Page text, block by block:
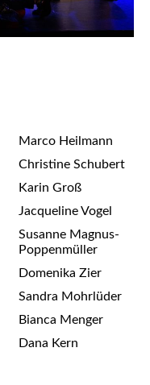
Marco Heilmann
Christine Schubert
Karin Groß
Jacqueline Vogel
Susanne Magnus-
Poppenmüller
Domenika Zier
Sandra Mohrlüder
Bianca Menger
Dana Kern